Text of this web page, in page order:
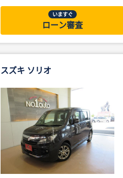
いますぐ
ローン審査
スズキ ソリオ